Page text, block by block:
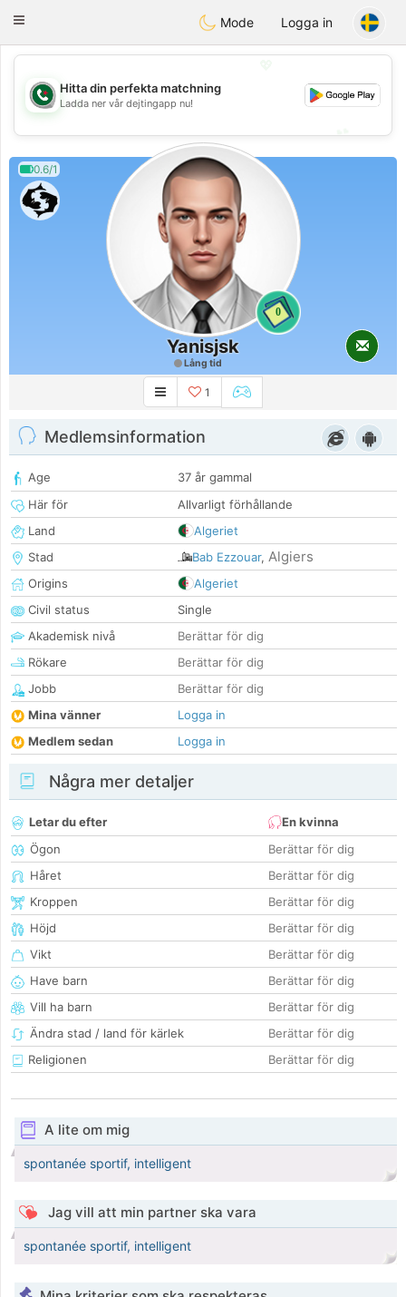
Weshrak
Toggle
Mode Logga in
💖
💕
Hitta din perfekta matchning
Ladda ner vår dejtingapp nu!
0.6/1
0
Yanisjsk
Lång tid
1
Medlemsinformation
Age
37 år gammal
Här för
Allvarligt förhållande
Land
Algeriet
Stad
Bab Ezzouar, Algiers
Origins
Algeriet
Civil status
Single
Akademisk nivå
Berättar för dig
Rökare
Berättar för dig
Jobb
Berättar för dig
Mina vänner
Logga in
Medlem sedan
Logga in
Några mer detaljer
Letar du efter
En kvinna
Ögon
Berättar för dig
Håret
Berättar för dig
Kroppen
Berättar för dig
Höjd
Berättar för dig
Vikt
Berättar för dig
Have barn
Berättar för dig
Vill ha barn
Berättar för dig
Ändra stad / land för kärlek
Berättar för dig
Religionen
Berättar för dig
A lite om mig
spontanée sportif, intelligent
Jag vill att min partner ska vara
spontanée sportif, intelligent